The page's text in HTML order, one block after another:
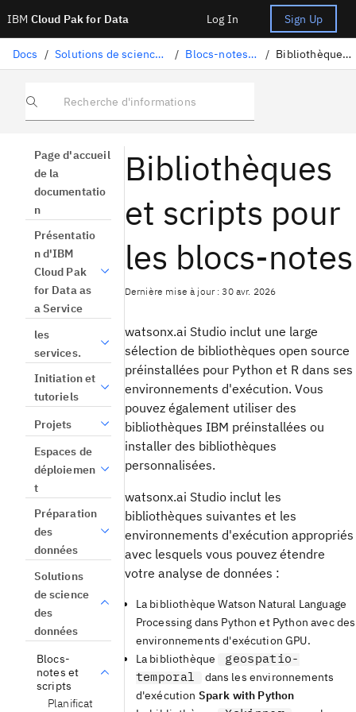
IBM Cloud Pak for Data Log In Sign Up
Docs / Solutions de science des données / Blocs-notes et scripts / Bibliothèques et scripts
Recherche d'informations
Page d'accueil
de la
documentatio
n
Présentatio
n d'IBM
Cloud Pak
for Data as
a Service
les
services.
Initiation et
tutoriels
Projets
Espaces de
déploiemen
t
Préparation
des
données
Solutions
de science
des
données
Blocs-
notes et
scripts
Planificat
Bibliothèques
et scripts pour
les blocs-notes
Dernière mise à jour : 30 avr. 2026
watsonx.ai Studio inclut une large
sélection de bibliothèques open source
préinstallées pour Python et R dans ses
environnements d'exécution. Vous
pouvez également utiliser des
bibliothèques IBM préinstallées ou
installer des bibliothèques
personnalisées.
watsonx.ai Studio inclut les
bibliothèques suivantes et les
environnements d'exécution appropriés
avec lesquels vous pouvez étendre
votre analyse de données :
La bibliothèque Watson Natural Language
Processing dans Python et Python avec des
environnements d'exécution GPU.
La bibliothèque
geospatio-
temporal
dans les environnements
d'exécution Spark with Python